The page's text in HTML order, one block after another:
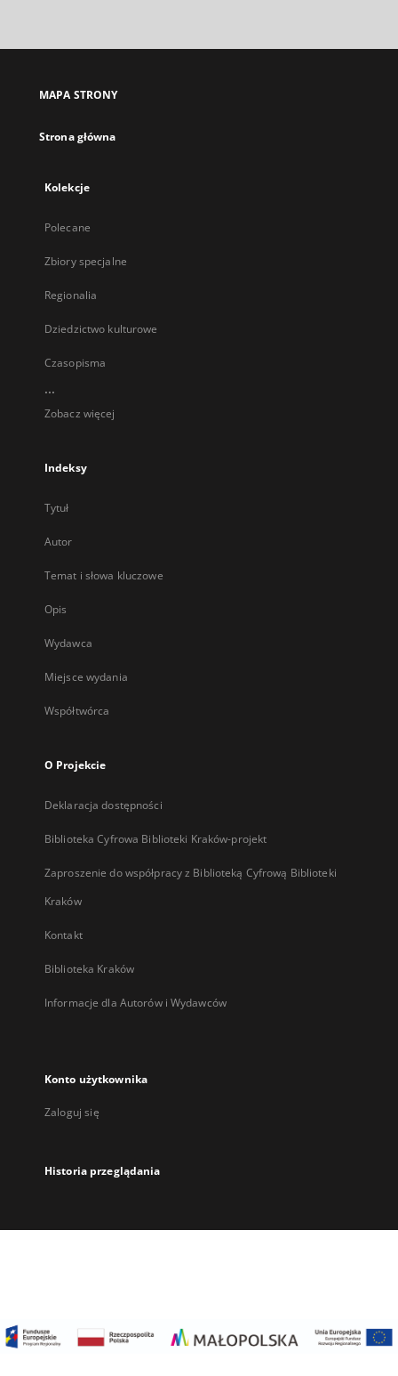
MAPA STRONY
Strona główna
Kolekcje
Polecane
Zbiory specjalne
Regionalia
Dziedzictwo kulturowe
Czasopisma
...
Zobacz więcej
Indeksy
Tytuł
Autor
Temat i słowa kluczowe
Opis
Wydawca
Miejsce wydania
Współtwórca
O Projekcie
Deklaracja dostępności
Biblioteka Cyfrowa Biblioteki Kraków-projekt
Zaproszenie do współpracy z Biblioteką Cyfrową Biblioteki
Kraków
Kontakt
Biblioteka Kraków
Informacje dla Autorów i Wydawców
Konto użytkownika
Zaloguj się
Historia przeglądania